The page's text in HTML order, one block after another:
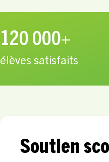
120 000+
élèves satisfaits
Soutien